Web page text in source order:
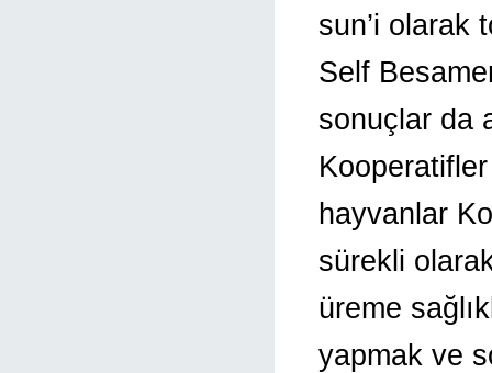
sun’i olarak
Self
sonuçlar da
hayvanlar
sürekli
üreme
yapmak ve